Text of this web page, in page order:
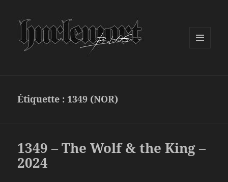
Étiquette : 1349 (NOR)
1349 – The Wolf & the King –
2024